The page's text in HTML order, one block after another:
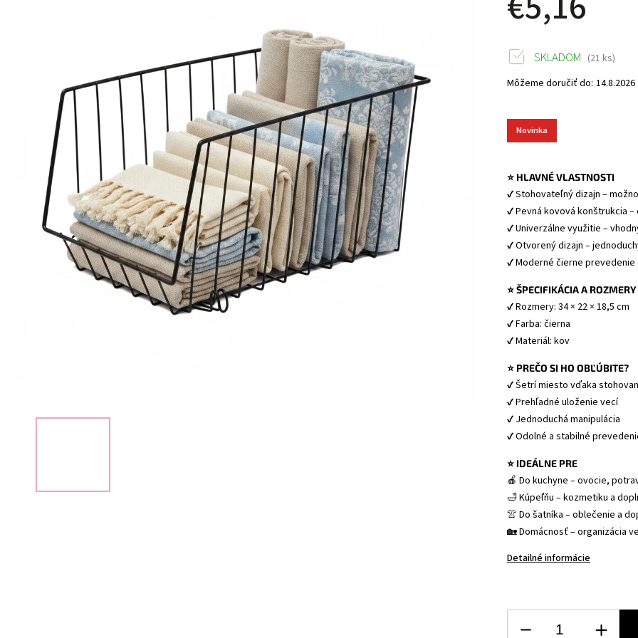
⭐ HLAVNÉ VLASTNOSTI
✔ Stohovateľný dizajn –
✔ Pevná kovová konštrukcia
✔ Univerzálne využitie –
✔ Otvorený dizajn –
✔ Moderné čierne
⭐ ŠPECIFIKÁCIA A ROZMERY
✔ Rozmery: 34 × 22 × 18,5 cm
✔ Farba: čierna
✔ Materiál: kov
⭐ PREČO SI HO OBĽÚBITE?
✔ Šetrí miesto vďaka
✔ Prehľadné uloženie vecí
✔ Jednoduchá manipulácia
✔ Odolné a stabilné
⭐ IDEÁLNE PRE
🍎 Do kuchyne – ovocie,
🛁 Kúpeľňu – kozmetiku a
👚 Do šatníka – oblečenie a
🏡 Domácnosť – organizácia
Detailné informácie
Novinka
SKLADOM (21 ks)
Môžeme doručiť do: 14.8.2026